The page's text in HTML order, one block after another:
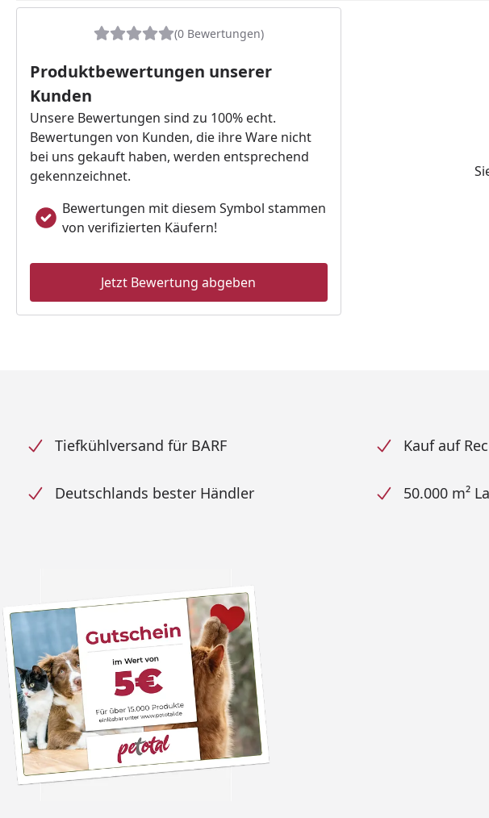
(0 Bewertungen)
Produktbewertungen unserer
Kunden
Unsere Bewertungen sind zu 100% echt.
Bewertungen von Kunden, die ihre Ware nicht
bei uns gekauft haben, werden entsprechend
gekennzeichnet.
Bewertungen mit diesem Symbol stammen
von verifizierten Käufern!
Jetzt Bewertung abgeben
Tiefkühlversand für BARF Kauf auf
Deutschlands bester Händler 50.000 m²